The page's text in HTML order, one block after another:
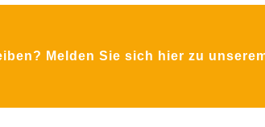
Melden Sie sich hier zu